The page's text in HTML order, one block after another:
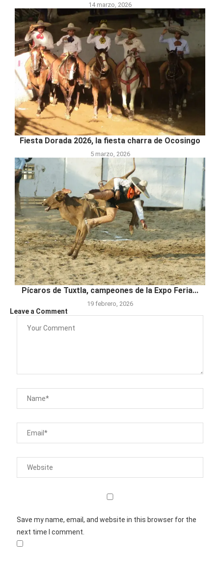
14 marzo, 2026
Fiesta Dorada 2026, la fiesta charra de Ocosingo
5 marzo, 2026
Pícaros de Tuxtla, campeones de la Expo Feria...
19 febrero, 2026
Leave a Comment
Save my name, email, and website in this browser for the
next time I comment.